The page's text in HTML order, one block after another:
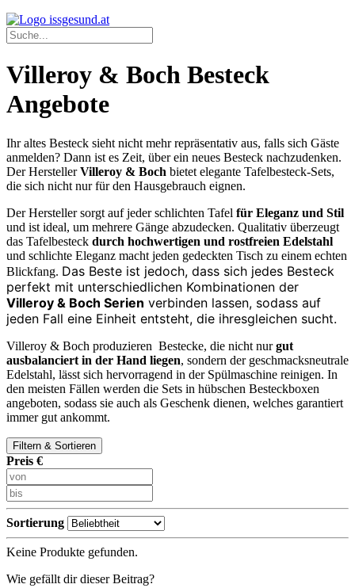
Villeroy & Boch Besteck
Angebote
Ihr altes Besteck sieht nicht mehr repräsentativ aus, falls sich Gäste
anmelden? Dann ist es Zeit, über ein neues Besteck nachzudenken.
Der HerstellerVilleroy & Boch bietet elegante Tafelbesteck-Sets,
die sich nicht nur für den Hausgebrauch eignen.
Der Hersteller sorgt auf jeder schlichten Tafel für Eleganz und Stil
und ist ideal, um mehrere Gänge abzudecken. Qualitativ überzeugt
das Tafelbesteck durch hochwertigen und rostfreien Edelstahl
und schlichte Eleganz macht jeden gedeckten Tisch zu einem echten
Blickfang. Das Beste ist jedoch, dass sich jedes Besteck
perfekt mit unterschiedlichen Kombinationen der
Villeroy & Boch Serien verbinden lassen, sodass auf
jeden Fall eine Einheit entsteht, die ihresgleichen sucht.
Villeroy & Boch produzieren Bestecke, die nicht nurgut
ausbalanciert in der Hand liegen, sondern der geschmacksneutrale
Edelstahl, lässt sich hervorragend in der Spülmaschine reinigen. In
den meisten Fällen werden die Sets in hübschen Besteckboxen
angeboten, sodass sie auch als Geschenk dienen, welches garantiert
immer gut ankommt.
Filtern & Sortieren
Preis €
Sortierung
Keine Produkte gefunden.
Wie gefällt dir dieser Beitrag?